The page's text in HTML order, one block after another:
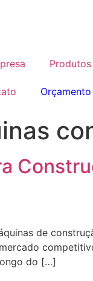
Produtos
Orçamento
de
do […]